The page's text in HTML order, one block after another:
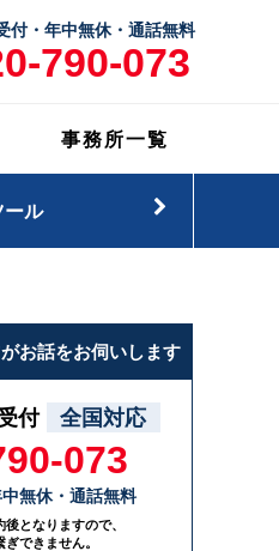
付・年中無休・通話無料
790-073
事務所一覧
ール
お話をお伺いします
付 全国対応
073
無休・通話無料
となりますので、
できません。